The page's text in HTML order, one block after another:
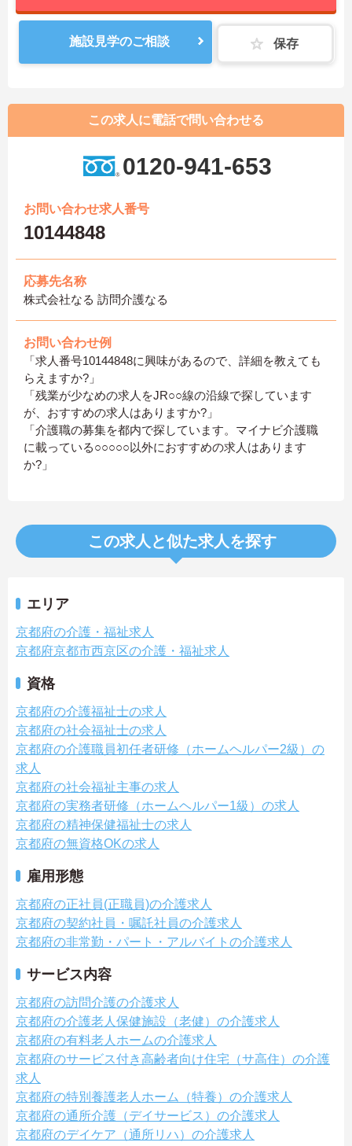
施設見学のご相談 保存
この求人に電話で問い合わせる
0120-941-653
お問い合わせ求人番号
10144848
応募先名称
株式会社なる 訪問介護なる
お問い合わせ例
「求人番号10144848に興味があるので、詳細を教えても
らえますか?」
「残業が少なめの求人をJR○○線の沿線で探しています
が、おすすめの求人はありますか?」
「介護職の募集を都内で探しています。マイナビ介護職
に載っている○○○○○以外におすすめの求人はあります
か?」
この求人と似た求人を探す
エリア
京都府の介護・福祉求人
京都府京都市西京区の介護・福祉求人
資格
京都府の介護福祉士の求人
京都府の社会福祉士の求人
京都府の介護職員初任者研修（ホームヘルパー2級）の
求人
京都府の社会福祉主事の求人
京都府の実務者研修（ホームヘルパー1級）の求人
京都府の精神保健福祉士の求人
京都府の無資格OKの求人
雇用形態
京都府の正社員(正職員)の介護求人
京都府の契約社員・嘱託社員の介護求人
京都府の非常勤・パート・アルバイトの介護求人
サービス内容
京都府の訪問介護の介護求人
京都府の介護老人保健施設（老健）の介護求人
京都府の有料老人ホームの介護求人
京都府のサービス付き高齢者向け住宅（サ高住）の介護
求人
京都府の特別養護老人ホーム（特養）の介護求人
京都府の通所介護（デイサービス）の介護求人
京都府のデイケア（通所リハ）の介護求人